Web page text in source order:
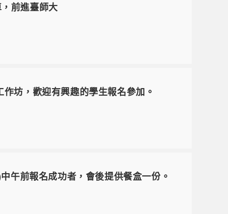
前進臺師大
坊，歡迎有興趣的學生報名參加。
午前報名成功者，會後提供餐盒一份。